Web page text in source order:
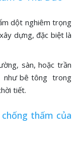
dột nghiêm trọng
dựng, đặc biệt là
sàn, hoặc trần
như bê tông trong
tiết.
thấm của